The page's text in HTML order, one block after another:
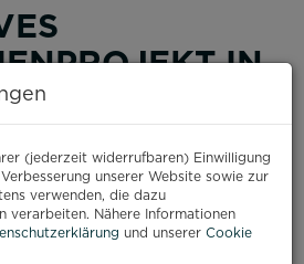
IN
Paradies
außergewöhnlichen
Herzen von
(jederzeit widerrufbaren) Einwilligung
unserer Website sowie zur
verwenden, die dazu
verarbeiten. Nähere Informationen
und unserer Cookie